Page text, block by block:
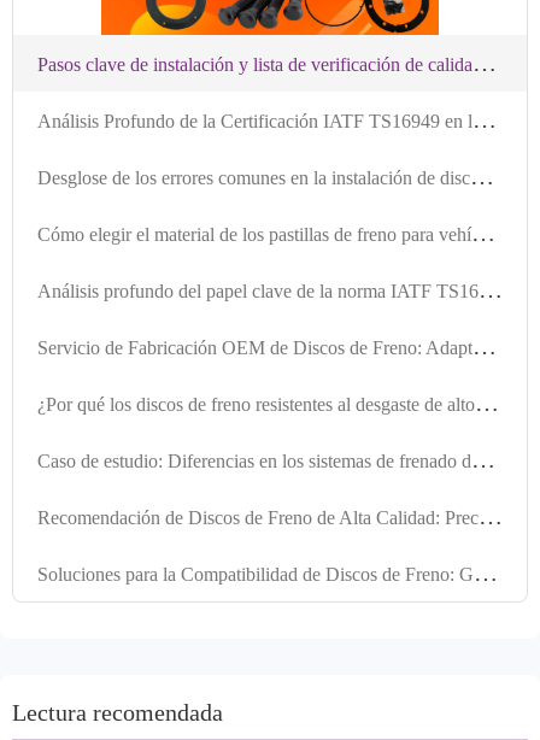
P
asos clave de instalación y lista de verificación de calidad del kit de frenos: Garantizar la tranquilidad después de la venta de los productos de exportación
A
nálisis Profundo de la Certificación IATF TS16949 en la Fabricación de Discos de Freno para Automóviles
D
esglose de los errores comunes en la instalación de discos de freno: Cómo garantizar la seguridad del sistema de frenado mediante la precisión de los orificios de localización
C
ómo elegir el material de los pastillas de freno para vehículos comerciales: Comparación de prestaciones y análisis de escenarios de aplicación entre semimetálicos, de bajo contenido de acero y cerámicos
A
nálisis profundo del papel clave de la norma IATF TS16949 en la fabricación de bujes de freno
S
ervicio de Fabricación OEM de Discos de Freno: Adaptabilidad Global y Respuesta Rápida a Necesidades Específicas
¿
Por qué los discos de freno resistentes al desgaste de alto rendimiento obtienen certificación global? Análisis de IATF TS16949 y R90 E - mark
C
aso de estudio: Diferencias en los sistemas de frenado de vehículos de múltiples mercados y diseño de discos de freno de alta adaptabilidad
R
ecomendación de Discos de Freno de Alta Calidad: Precisión en Orificios de Posicionamiento y Mecanizado Preciso para un Rendimiento Óptimo
S
oluciones para la Compatibilidad de Discos de Freno: Garantizando Instalación Precisa y Rendimiento Óptimo en Diversos Vehículos
Lectura recomendada